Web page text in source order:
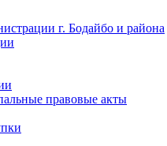
г. Бодайбо и района
правовые акты